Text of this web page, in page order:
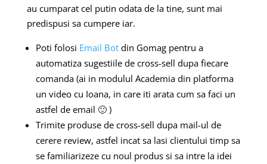
au cumparat cel putin odata de la tine, sunt mai
predispusi sa cumpere iar.
Poti folosi Email Botdin Gomag pentru a
automatiza sugestiile de cross-sell dupa fiecare
comanda (ai in modulul Academia din platforma
un video cu Ioana, in care iti arata cum sa faci un
astfel de email 🙂 )
Trimite produse de cross-sell dupa mail-ul de
cerere review, astfel incat sa lasi clientului timp sa
se familiarizeze cu noul produs si sa intre la idei